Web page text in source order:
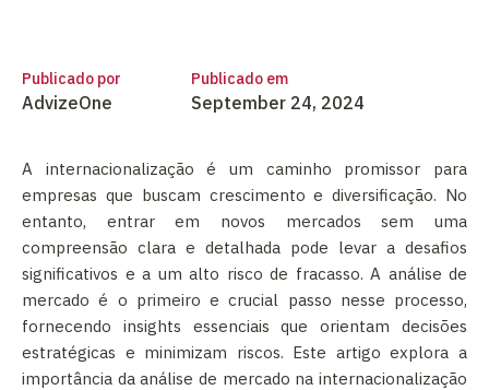
Publicado por
AdvizeOne
Publicado em
September 24, 2024
A internacionalização é um caminho promissor para
empresas que buscam crescimento e diversificação. No
entanto, entrar em novos mercados sem uma
compreensão clara e detalhada pode levar a desafios
significativos e a um alto risco de fracasso. A análise de
mercado é o primeiro e crucial passo nesse processo,
fornecendo insights essenciais que orientam decisões
estratégicas e minimizam riscos. Este artigo explora a
importância da análise de mercado na internacionalização